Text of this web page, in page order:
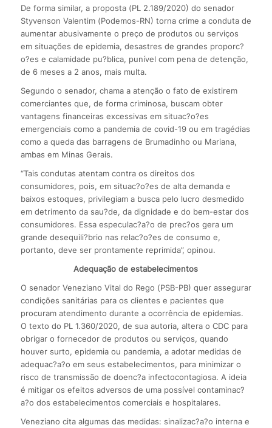
De forma similar, a proposta (PL 2.189/2020) do senador
Styvenson Valentim (Podemos-RN) torna crime a conduta de
aumentar abusivamente o preço de produtos ou serviços
em situações de epidemia, desastres de grandes proporc?
o?es e calamidade pu?blica, punível com pena de detenção,
de 6 meses a 2 anos, mais multa.
Segundo o senador, chama a atenção o fato de existirem
comerciantes que, de forma criminosa, buscam obter
vantagens financeiras excessivas em situac?o?es
emergenciais como a pandemia de covid-19 ou em tragédias
como a queda das barragens de Brumadinho ou Mariana,
ambas em Minas Gerais.
“Tais condutas atentam contra os direitos dos
consumidores, pois, em situac?o?es de alta demanda e
baixos estoques, privilegiam a busca pelo lucro desmedido
em detrimento da sau?de, da dignidade e do bem-estar dos
consumidores. Essa especulac?a?o de prec?os gera um
grande desequili?brio nas relac?o?es de consumo e,
portanto, deve ser prontamente reprimida”, opinou.
Adequação de estabelecimentos
O senador Veneziano Vital do Rego (PSB-PB) quer assegurar
condições sanitárias para os clientes e pacientes que
procuram atendimento durante a ocorrência de epidemias.
O texto do PL 1.360/2020, de sua autoria, altera o CDC para
obrigar o fornecedor de produtos ou serviços, quando
houver surto, epidemia ou pandemia, a adotar medidas de
adequac?a?o em seus estabelecimentos, para minimizar o
risco de transmissão de doenc?a infectocontagiosa. A ideia
é mitigar os efeitos adversos de uma possível contaminac?
a?o dos estabelecimentos comerciais e hospitalares.
Veneziano cita algumas das medidas: sinalizac?a?o interna e